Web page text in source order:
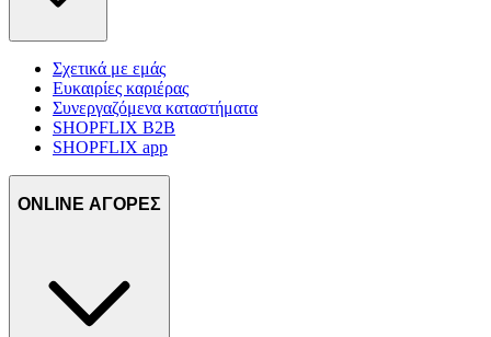
Σχετικά με εμάς
Ευκαιρίες καριέρας
Συνεργαζόμενα καταστήματα
SHOPFLIX B2B
SHOPFLIX app
ONLINE ΑΓΟΡΕΣ